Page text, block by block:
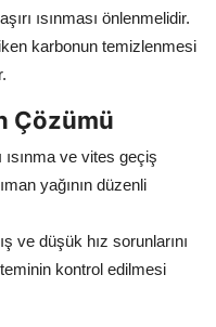
ısınması önlenmelidir.
karbonun temizlenmesi
Çözümü
ısınma ve vites geçiş
yağının düzenli
ve düşük hız sorunlarını
kontrol edilmesi